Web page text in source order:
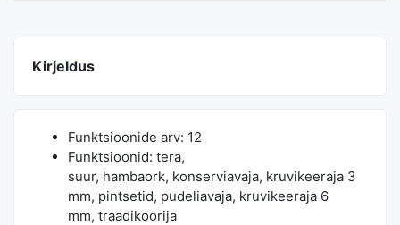
Kirjeldus
Funktsioonide arv: 12
Funktsioonid: tera,
suur, hambaork, konserviavaja, kruvikeeraja 3
mm, pintsetid, pudeliavaja, kruvikeeraja 6
mm, traadikoorija